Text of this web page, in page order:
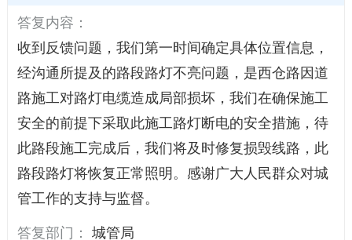
答复内容：
收到反馈问题，我们第一时间确定具体位置信息，
经沟通所提及的路段路灯不亮问题，是西仓路因道
路施工对路灯电缆造成局部损坏，我们在确保施工
安全的前提下采取此施工路灯断电的安全措施，待
此路段施工完成后，我们将及时修复损毁线路，此
路段路灯将恢复正常照明。感谢广大人民群众对城
管工作的支持与监督。
答复部门： 城管局